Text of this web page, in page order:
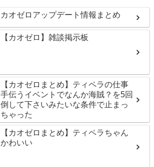
カオゼロアップデート情報まとめ
【カオゼロ】雑談掲示板
【カオゼロまとめ】ティペラの仕事
手伝うイベントでなんか海賊？を5回
倒して下さいみたいな条件で止まっ
ちゃった
【カオゼロまとめ】ティペラちゃん
かわいい